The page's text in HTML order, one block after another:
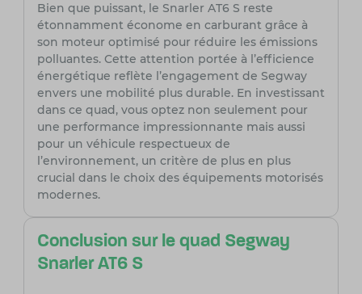
Bien que puissant, le Snarler AT6 S reste
étonnamment économe en carburant grâce à
son moteur optimisé pour réduire les émissions
polluantes. Cette attention portée à l’efficience
énergétique reflète l’engagement de Segway
envers une mobilité plus durable. En investissant
dans ce quad, vous optez non seulement pour
une performance impressionnante mais aussi
pour un véhicule respectueux de
l’environnement, un critère de plus en plus
crucial dans le choix des équipements motorisés
modernes.
Conclusion sur le quad Segway
Snarler AT6 S